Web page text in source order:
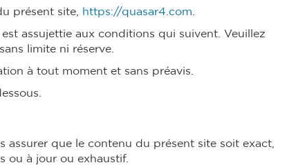
présent site,
https://quasar4.com
assujettie aux conditions qui suivent. Veuillez
limite ni réserve.
à tout moment et sans préavis.
que le contenu du présent site soit exact,
ou à jour ou exhaustif.